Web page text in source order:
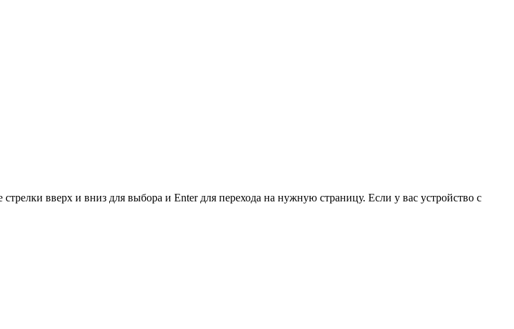
стрелки вверх и вниз для выбора и Enter для перехода на нужную страницу. Если у вас устройство с